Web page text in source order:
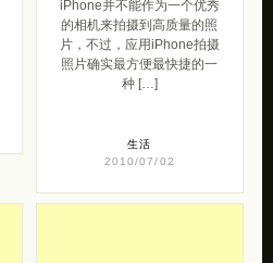
iPhone并不能作为一个优秀
的相机来拍摄到高质量的照
片，不过，应用iPhone拍摄
照片确实最方便最快捷的一
种 […]
生活
2010/07/02